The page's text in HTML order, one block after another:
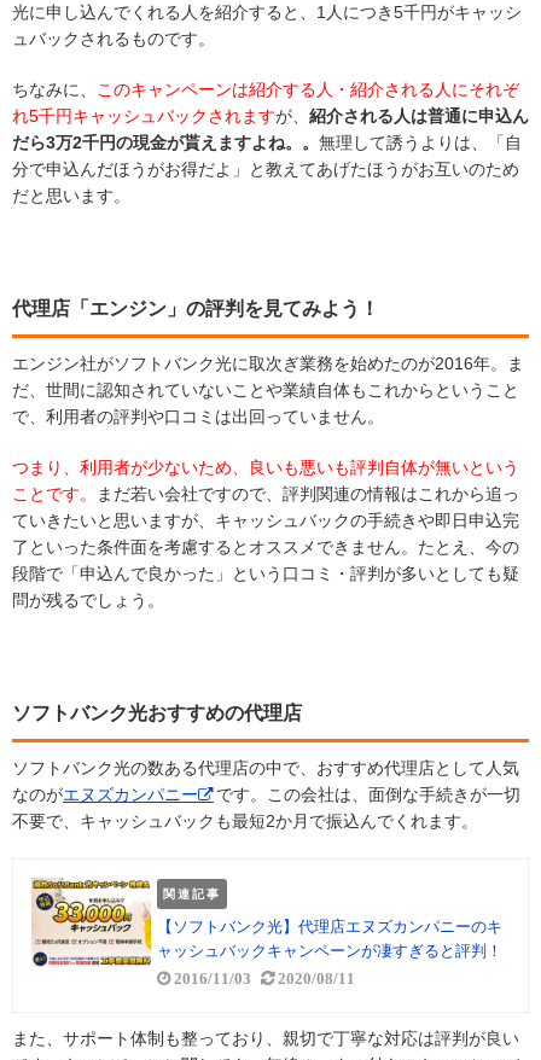
光に申し込んでくれる人を紹介すると、1人につき5千円がキャッシ
ュバックされるものです。
ちなみに、
このキャンペーンは紹介する人・紹介される人にそれぞ
れ5千円キャッシュバックされますが、 紹介される人は普通に申込ん
だら3万2千円の現金が貰えますよね。。 無理して誘うよりは、「自
分で申込んだほうがお得だよ」と教えてあげたほうがお互いのため
だと思います。
代理店「エンジン」の評判を見てみよう！
エンジン社がソフトバンク光に取次ぎ業務を始めたのが2016年。ま
だ、世間に認知されていないことや業績自体もこれからということ
で、利用者の評判や口コミは出回っていません。
つまり、利用者が少ないため、良いも悪いも評判自体が無いという
ことです。
まだ若い会社ですので、評判関連の情報はこれから追っ
ていきたいと思いますが、キャッシュバックの手続きや即日申込完
了といった条件面を考慮するとオススメできません。たとえ、今の
段階で「申込んで良かった」という口コミ・評判が多いとしても疑
問が残るでしょう。
ソフトバンク光おすすめの代理店
ソフトバンク光の数ある代理店の中で、おすすめ代理店として人気
なのがエヌズカンパニー
です。この会社は、面倒な手続きが一切
不要で、キャッシュバックも最短2か月で振込んでくれます。
関連記事
【ソフトバンク光】代理店エヌズカンパニーのキ
ャッシュバックキャンペーンが凄すぎると評判！
2016/11/03 2020/08/11
また、サポート体制も整っており、親切で丁寧な対応は評判が良い